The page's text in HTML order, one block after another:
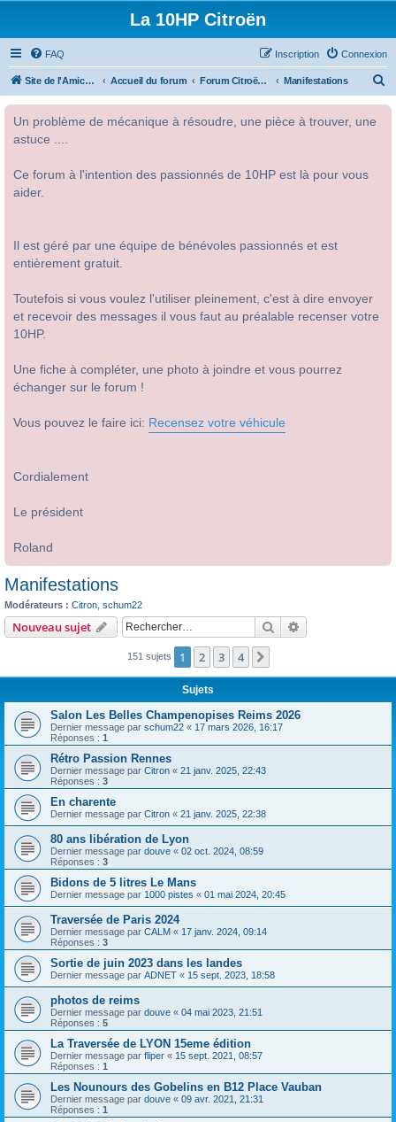
La 10HP Citroën
FAQ Connexion
Inscription
Site de l'Amicale Citroën 10HP Accueil du forum Forum Citroën 10HP Manifestations
Un problème de mécanique à résoudre, une pièce à trouver, une
astuce ....
Ce forum à l'intention des passionnés de 10HP est là pour vous
aider.
Il est géré par une équipe de bénévoles passionnés et est
entièrement gratuit.
Toutefois si vous voulez l'utiliser pleinement, c'est à dire envoyer
et recevoir des messages il vous faut au préalable recenser votre
10HP.
Une fiche à compléter, une photo à joindre et vous pourrez
échanger sur le forum !
Vous pouvez le faire ici: Recensez votre véhicule
Cordialement
Le président
Roland
Manifestations
Modérateurs : Citron schum22
Nouveau sujet Rechercher
151 sujets 1 2 3 4
Sujets
Salon Les Belles Champenopises Reims 2026
Dernier message par schum22 « 17 mars 2026, 16:17
Réponses : 1
Rétro Passion Rennes
Dernier message par Citron « 21 janv. 2025, 22:43
Réponses : 3
En charente
Dernier message par Citron « 21 janv. 2025, 22:38
80 ans libération de Lyon
Dernier message par douve « 02 oct. 2024, 08:59
Réponses : 3
Bidons de 5 litres Le Mans
Dernier message par 1000 pistes « 01 mai 2024, 20:45
Traversée de Paris 2024
Dernier message par CALM « 17 janv. 2024, 09:14
Réponses : 3
Sortie de juin 2023 dans les landes
Dernier message par ADNET « 15 sept. 2023, 18:58
photos de reims
Dernier message par douve « 04 mai 2023, 21:51
Réponses : 5
La Traversée de LYON 15eme édition
Dernier message par fliper « 15 sept. 2021, 08:57
Réponses : 1
Les Nounours des Gobelins en B12 Place Vauban
Dernier message par douve « 09 avr. 2021, 21:31
Réponses : 1